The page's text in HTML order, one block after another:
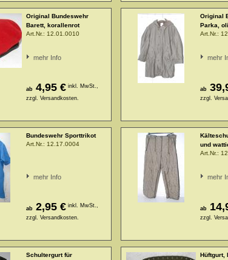
Original Bundeswehr
Barett, korallenrot
Art.Nr.: 12.01.0010
mehr Info
ab 4,95 € inkl. MwSt.,
zzgl. Versandkosten.
Original
Parka,
Art.Nr.:
mehr
ab
zzgl.
Bundeswehr Sporttrikot
Art.Nr.: 12.17.0004
mehr Info
ab 2,95 € inkl. MwSt.,
zzgl. Versandkosten.
und
Art.Nr.:
mehr
ab
zzgl.
Schultergurt für Hüftgurt,